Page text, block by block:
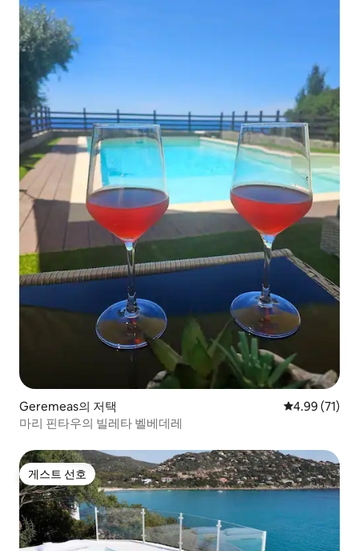
Geremeas의 저택 평점 4.99점
4.99 (71)
마리 핀타우의 빌레타 벨베데레
게스트 선호
게스트 선호